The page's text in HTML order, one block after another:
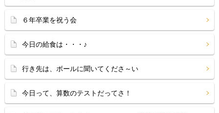
６年卒業を祝う会
今日の給食は・・・♪
行き先は、ボールに聞いてくださ～い
今日って、算数のテストだってさ！